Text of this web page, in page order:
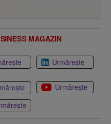
MAGAZIN
Urmărește
Urmărește